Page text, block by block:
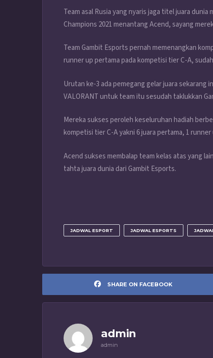
Team asal Rusia yang nyaris jaga titel juara
Champions 2021 menantang Acend, sayang
Team Gambit Esports pernah memenangkan
runner up pertama pada kompetisi tier C-A,
Urutan ke-3 ada pemegang gelar juara sekarang
VALORANT untuk team itu sesudah taklukkan
Mereka sukses peroleh keseluruhan hadiah
kompetisi tier C-A yakni 6 juara pertama, 1
Acend sukses membalap team kelas atas yang
tahta juara dunia dari Gambit Esports.
JADWAL ESPORT JADWAL ESPORTS
SHARE ON FACEBOOK
admin
admin